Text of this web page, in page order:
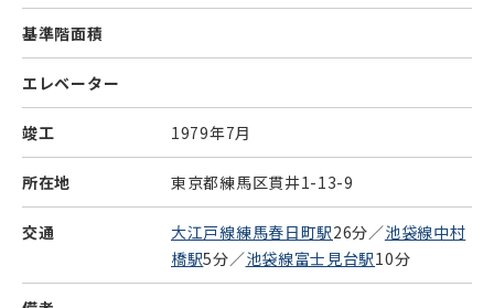
基準階面積
エレベーター
竣工 1979年7月
所在地 東京都練馬区貫井1-13-9
交通 大江戸線練馬春日町駅26分／池袋線中村
橋駅5分／池袋線富士見台駅10分